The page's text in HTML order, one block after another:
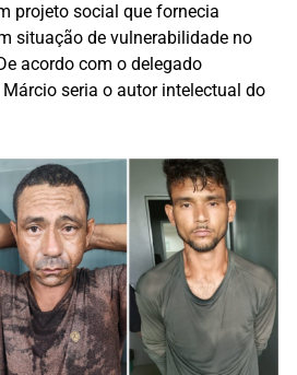
projeto social que fornecia
situação de vulnerabilidade no
acordo com o delegado
seria o autor intelectual do